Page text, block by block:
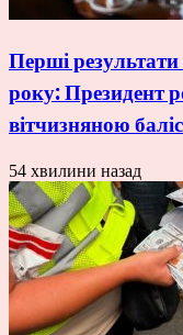
Перші
року: Президент
вітчизняною
54 хвилини назад